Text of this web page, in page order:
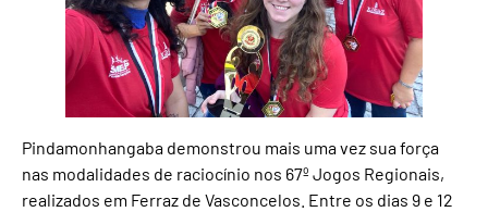
Pindamonhangaba demonstrou mais uma vez sua força
nas modalidades de raciocínio nos 67º Jogos Regionais,
realizados em Ferraz de Vasconcelos. Entre os dias 9 e 12